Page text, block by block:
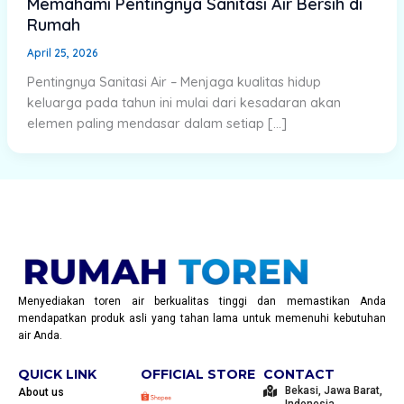
Rumah
April 25, 2026
Pentingnya Sanitasi Air – Menjaga kualitas hidup
keluarga pada tahun ini mulai dari kesadaran akan
elemen paling mendasar dalam setiap […]
Menyediakan toren air berkualitas tinggi dan memastikan Anda
mendapatkan produk asli yang tahan lama untuk memenuhi kebutuhan
air Anda.
QUICK LINK
About us
OFFICIAL STORE CONTACT
Bekasi, Jawa Barat,